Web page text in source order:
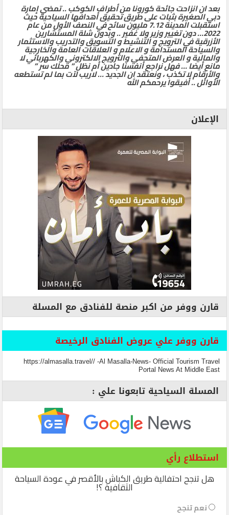
بعد ان انزاحت جائحة كورونا من أطراف الكوكب .. تمضي إمارة
دبي الصغيرة بثبات على طريق تحقيق أهدافها السياحية حيث
استقبلت المدينة 7.12 مليون سائح في النصف الأول من عام
2022… دون تغيير وزير ولا غفير .. وبدون شلة المستشارين
الأزرقية في الترويج و التنشيط و التسويق والتدريب والاستثمار
والسياحة المستدامة و الاعلام و العلاقات العامة والخارجية
والمالية و العرض المتحفي والترويج الالكتروني والكهربائي لا
مانع أيضا … فهل نراجع أنفسنا جادين أم نظل ” محلك سر ”
والأرقام لا تكذب ، ونعتقد ان الجديد … لاريب لآت بما لم تستطعه
الأوائل .. أفيقوا يرحمكم الله
الإعلان
قارن ووفر من اكبر منصة للفنادق مع المسلة
قارن ووفر علي عروض الفنادق الرخيصة
https://almasalla.travel// -Al Masalla-News- Official Tourism Travel
Portal News At Middle East
المسلة السياحية تابعونا علي :
استطلاع رأي
هل تنجح احتفالية طريق الكباش بالأقصر في عودة السياحة
الثقافية ؟!
نعم تنجح